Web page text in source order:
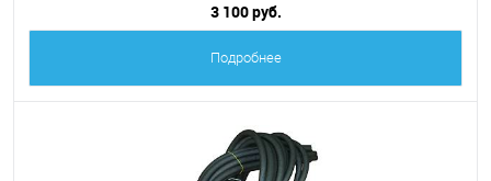
3 100 руб.
Подробнее